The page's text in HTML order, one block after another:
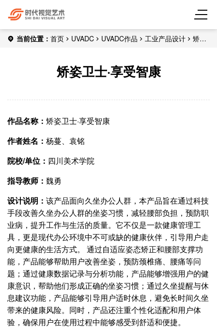
当前位置： 首页 UVADC UVADC作品 工业产品设计
矫姿
矫姿卫士·享受智康
作品名称： 矫姿卫士·享受智康
作者姓名： 杨蔓、袁铭
院校/单位： 四川美术学院
指导教师： 魏勇
设计说明： 该产品面向久坐办公人群，本产品旨在通过科技
手段改善久坐办公人群的坐姿习惯，减轻腰部负担，预防职
业病，提升工作与生活的质量。它不仅是一款健康管理工
具，更是现代办公环境中不可或缺的健康伙伴，引导用户走
向更健康的生活方式。 通过自适应姿态矫正和腰部支撑功
能，产品能够帮助用户改善坐姿，预防颈椎痛、腰痛等问
题；通过健康数据记录与分析功能，产品能够增强用户的健
康意识，帮助他们形成正确的坐姿习惯；通过久坐提醒与休
息建议功能，产品能够引导用户适时休息，避免长时间久坐
带来的健康风险。同时，产品还注重个性化适配和用户体
验，确保用户在使用过程中能够感受到舒适和便捷。